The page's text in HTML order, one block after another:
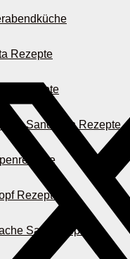
Rezepte
Rezepte
& Sandwich Rezepte
Rezepte
Salatrezepte